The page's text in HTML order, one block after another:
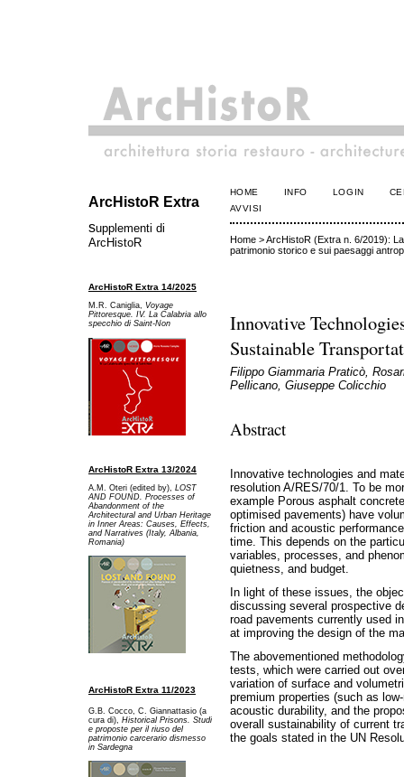
ArcHistoR Extra
supplementi di
ArcHistoR
ArcHistoR Extra 14/2025
M.R. Caniglia, Voyage
Pittoresque. IV. La Calabria allo
specchio di Saint-Non
ArcHistoR Extra 13/2024
A.M. Oteri (edited by), LOST
AND FOUND. Processes of
Abandonment of the
Architectural and Urban Heritage
in Inner Areas: Causes, Effects,
and Narratives (Italy, Albania,
Romania)
ArcHistoR Extra 11/2023
G.B. Cocco, C. Giannattasio (a
cura di), Historical Prisons. Studi
e proposte per il riuso del
patrimonio carcerario dismesso
in Sardegna
HOME INFO LOGIN
AVVISI
Home>ArcHistoR (Extra n. 6/2019):
patrimonio storico e sui paesaggi
Innovative
Sustainable
Filippo Giammaria Praticò,
Pellicano, Giuseppe Colicchio
Abstract
Innovative technologies and
resolution A/RES/70/1. To be
example Porous asphalt
optimised pavements) have
friction and acoustic
time. This depends on the
variables, processes, and
quietness, and budget.
In light of these issues, the
discussing several prospective
road pavements currently used
at improving the design of the
The abovementioned
tests, which were carried out
variation of surface and
premium properties (such as
acoustic durability, and the
overall sustainability of current
the goals stated in the UN